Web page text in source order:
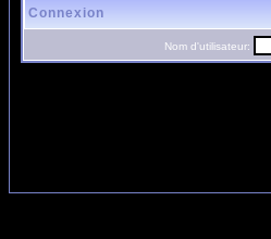
Connexion
Nom d'utilisateur: